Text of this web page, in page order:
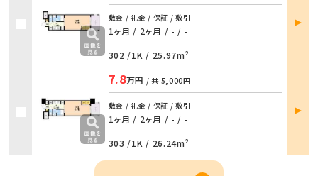
敷金 / 礼金 / 保証 / 敷引
1ヶ月 / 2ヶ月 / - / -
302 /1K / 25.97m²
部屋
詳細
7.8万円 / 共 5,000円
敷金 / 礼金 / 保証 / 敷引
1ヶ月 / 2ヶ月 / - / -
303 /1K / 26.24m²
部屋
詳細